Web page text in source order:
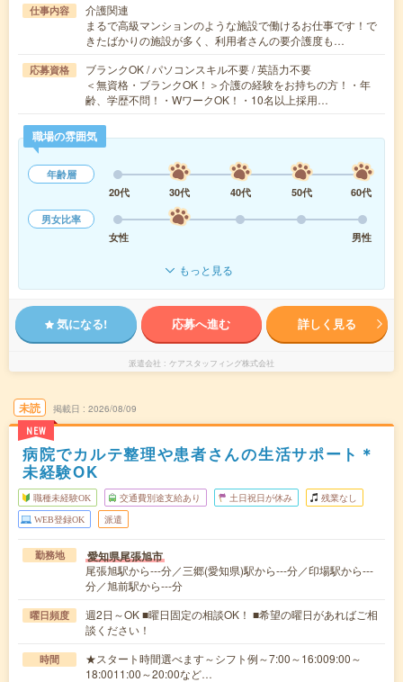
仕事内容
介護関連
まるで高級マンションのような施設で働けるお仕事です！で
きたばかりの施設が多く、利用者さんの要介護度も…
応募資格
ブランクOK / パソコンスキル不要 / 英語力不要
＜無資格・ブランクOK！＞介護の経験をお持ちの方！・年
齢、学歴不問！・WワークOK！・10名以上採用…
職場の雰囲気
年齢層
20代
30代 40代 50代
60代
男女比率
女性
男性
もっと見る
気になる! 応募へ進む 詳しく見る
派遣会社 ケアスタッフィング株式会社
未読
NEW
掲載日 2026/08/09
病院でカルテ整理や患者さんの生活サポート＊
未経験OK
職種未経験OK 交通費別途支給あり 土日祝日が休み 残業なし
WEB登録OK 派遣
勤務地 愛知県尾張旭市
尾張旭駅から---分／三郷(愛知県)駅から---分／印場駅から---
分／旭前駅から---分
曜日頻度
週2日～OK ■曜日固定の相談OK！ ■希望の曜日があればご相
談ください！
時間
★スタート時間選べます～シフト例～7:00～16:009:00～
18:0011:00～20:00など…